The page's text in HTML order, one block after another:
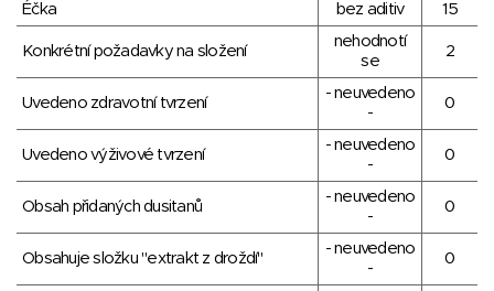
Éčka
bez aditiv 15
Konkrétní požadavky na složení
nehodnotí
se
2
Uvedeno zdravotní tvrzení
- neuvedeno
-
0
Uvedeno výživové tvrzení
- neuvedeno
-
0
Obsah přidaných dusitanů
- neuvedeno
-
0
Obsahuje složku "extrakt z droždí"
- neuvedeno
-
0